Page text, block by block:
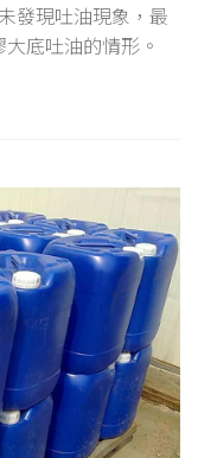
發現吐油現象，最
底吐油的情形。